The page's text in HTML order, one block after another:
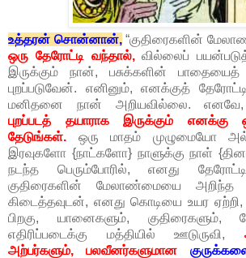
உத்தரன் சொன்னான்,“குதிரைகளின்
ஒரு தேரோட்டி வந்தால், வில்லைப்
இருக்கும் நான், பசுக்களின்
புறப்படுவேன். எனினும், எனக்குத்
மனிதனை நான் அறியவில்லை.
புறப்படத் தயாராக இருக்கும் எனக்கு
தேடுங்கள். ஒரு மாதம் முழுமையோ
இரவுகளோ {நாட்களோ} நாளுக்கு நாள்
நடந்த பெரும்போரில், எனது
குதிரைகளின் மேலாண்மையை
கிடைத்தவுடன், எனது கொடியை உயர ஏற்றி,
பிறகு, யானைகளும், குதிரைகளும்,
எதிரிப்படைக்கு மத்தியில் ஊடுருவி,
அற்பர்களும், பலவீனர்களுமான